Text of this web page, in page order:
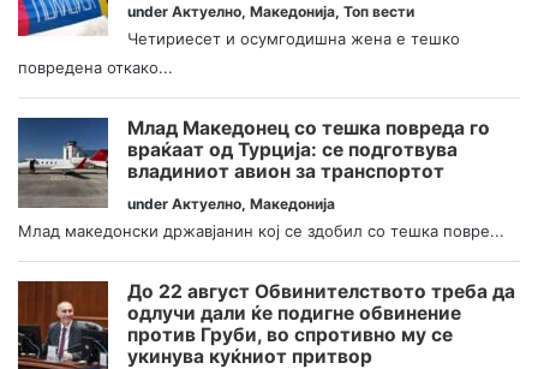
under Актуелно, Македонија, Топ вести
Четириесет и осумгодишна жена е тешко
повредена откако...
Млад Македонец со тешка повреда го
враќаат од Турција: се подготвува
владиниот авион за транспортот
under Актуелно, Македонија
Млад македонски државјанин кој се здобил со тешка повре...
До 22 август Обвинителството треба да
одлучи дали ќе подигне обвинение
против Груби, во спротивно му се
укинува куќниот притвор